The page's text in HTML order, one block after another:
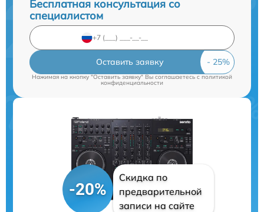
Бесплатная консультация со
специалистом
Оставить заявку
Нажимая на кнопку "Оставить заявку" Вы соглашаетесь cполитикой
конфиденциальности
-20%
Скидка по
предварительной
записи на сайте